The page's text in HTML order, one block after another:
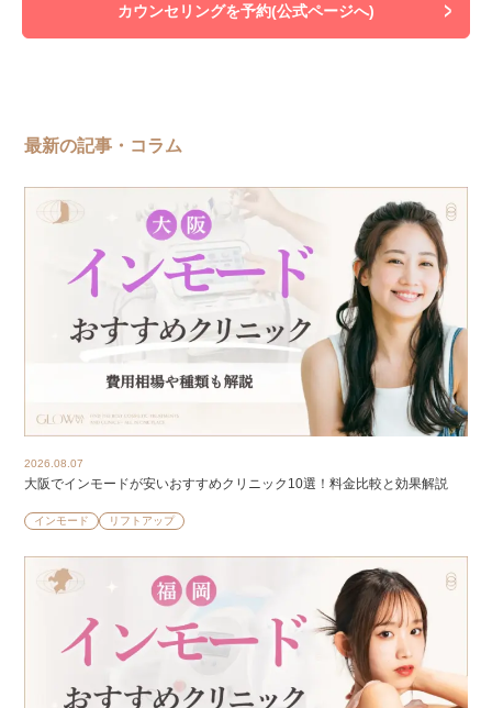
カウンセリングを予約(公式ページへ)
最新の記事・コラム
2026.08.07
大阪でインモードが安いおすすめクリニック10選！料金比較と効果解説
インモード リフトアップ